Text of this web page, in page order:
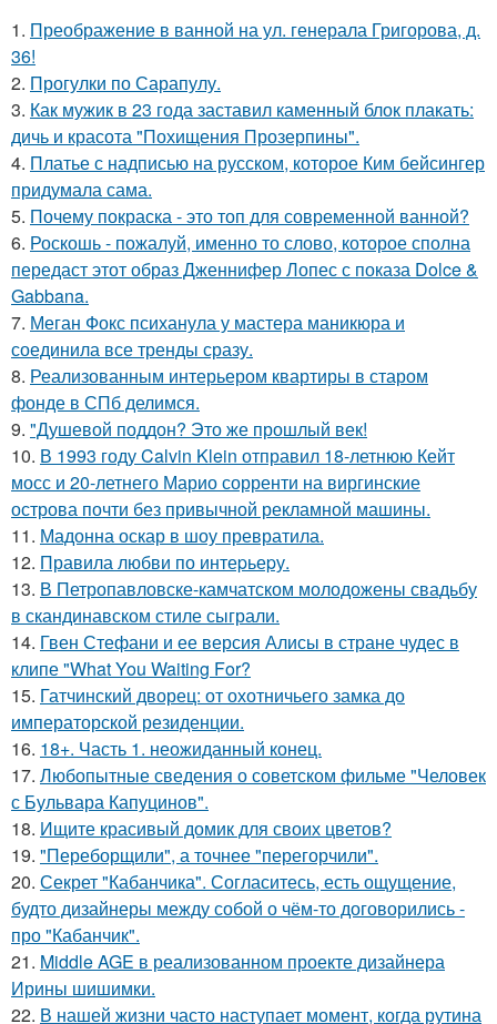
1. Преображение в ванной на ул. генерала Григорова, д.
36!
2. Прогулки по Сарапулу.
3. Как мужик в 23 года заставил каменный блок плакать:
дичь и красота "Похищения Прозерпины".
4. Платье с надписью на русском, которое Ким бейсингер
придумала сама.
5. Почему покраска - это топ для современной ванной?
6. Роскошь - пожалуй, именно то слово, которое сполна
передаст этот образ Дженнифер Лопес с показа Dolce &
Gabbana.
7. Меган Фокс психанула у мастера маникюра и
соединила все тренды сразу.
8. Реализованным интерьером квартиры в старом
фонде в СПб делимся.
9. "Душевой поддон? Это же прошлый век!
10. В 1993 году Calvin Klein отправил 18-летнюю Кейт
мосс и 20-летнего Марио сорренти на виргинские
острова почти без привычной рекламной машины.
11. Мадонна оскар в шоу превратила.
12. Правила любви по интеpьеpу.
13. В Петропавловске-камчатском молодожены свадьбу
в скандинавском стиле сыграли.
14. Гвен Стефани и ее версия Алисы в стране чудес в
клипе "What You Waiting For?
15. Гатчинский дворец: от охотничьего замка до
императорской резиденции.
16. 18+. Часть 1. неожиданный конец.
17. Любопытные сведения о советском фильме "Человек
с Бульвара Капуцинов".
18. Ищите красивый домик для своих цветов?
19. "Переборщили", а точнее "перегорчили".
20. Секрет "Кабанчика". Согласитесь, есть ощущение,
будто дизайнеры между собой о чём-то договорились -
про "Кабанчик".
21. Middle AGE в реализованном проекте дизайнера
Ирины шишимки.
22. В нашей жизни часто наступает момент, когда рутина